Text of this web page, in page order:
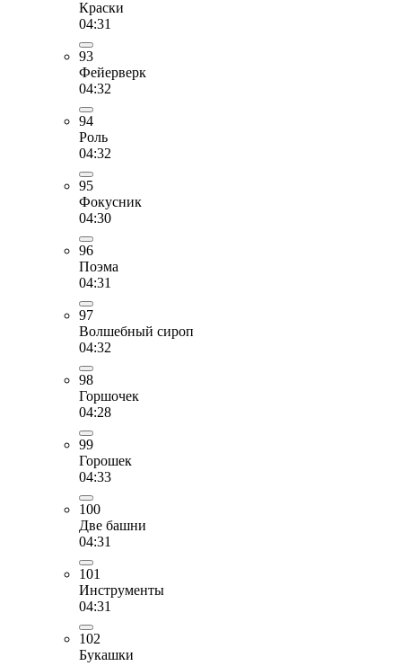
Краски
04:31
93
Фейерверк
04:32
94
Роль
04:32
95
Фокусник
04:30
96
Поэма
04:31
97
Волшебный сироп
04:32
98
Горшочек
04:28
99
Горошек
04:33
100
Две башни
04:31
101
Инструменты
04:31
102
Букашки